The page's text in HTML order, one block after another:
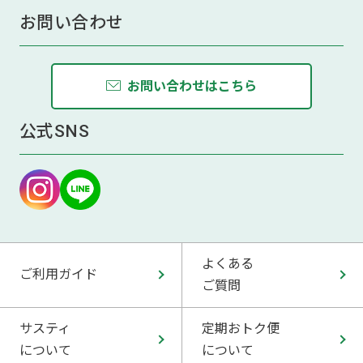
お問い合わせ
お問い合わせはこちら
公式SNS
ご利用ガイド
よくある
ご質問
サスティ
について
定期おトク便
について